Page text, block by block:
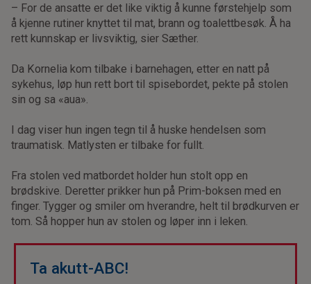
– For de ansatte er det like viktig å kunne førstehjelp som
å kjenne rutiner knyttet til mat, brann og toalettbesøk. Å ha
rett kunnskap er livsviktig, sier Sæther.
Da Kornelia kom tilbake i barnehagen, etter en natt på
sykehus, løp hun rett bort til spisebordet, pekte på stolen
sin og sa «aua».
I dag viser hun ingen tegn til å huske hendelsen som
traumatisk. Matlysten er tilbake for fullt.
Fra stolen ved matbordet holder hun stolt opp en
brødskive. Deretter prikker hun på Prim-boksen med en
finger. Tygger og smiler om hverandre, helt til brødkurven er
tom. Så hopper hun av stolen og løper inn i leken.
Ta akutt-ABC!